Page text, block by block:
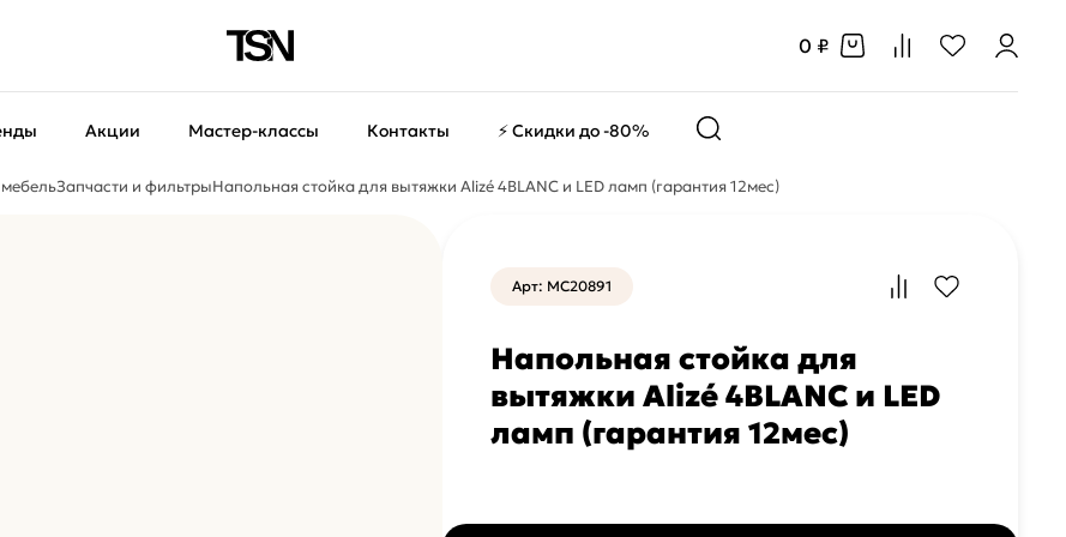
0 ₽
Акции Мастер-классы Контакты ⚡ Скидки до -80%
Запчасти и фильтрыНапольная стойка для вытяжки Alizé 4BLANC и LED ламп (гарантия 12мес)
Арт: MC20891
Напольная стойка для
вытяжки Alizé 4BLANC и LED
ламп (гарантия 12мес)